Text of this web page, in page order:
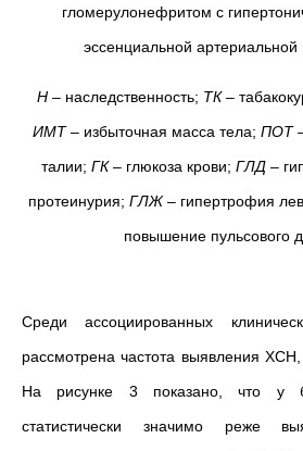
гломерулонефритом с
эссенциальной артериальной
Н – наследственность; ТК–
ИМТ– избыточная масса тела; ПОТ
талии; ГК– глюкоза крови; ГЛД–
протеинурия; ГЛЖ– гипертрофия
повышение пульсового
Среди ассоциированных
рассмотрена частота выявления
На рисунке 3 показано, что
статистически значимо реже